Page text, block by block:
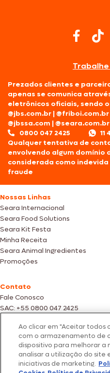
Prezados clientes e
apenas se comunica
eletrônicos oficiais, sendo
@jbs.com.br |@friboi.com.br
@jbssa.com |@seara.com.br
0800 047 2425
11
Qualquer tentativa de
envolvendo algum domínio
considerada como
fraude
Nossas Linhas
Seara Internacional
Seara Food Solutions
Seara Kit Festa
Minha Receita
Seara Animal Ingredientes
Promoções
Contato
Fale Conosco
SAC: +55 0800 047 2425
Fotos meramente ilustrativas |
estoques dos nossos parceiros |
de dados.
Os preços, promoções e condições
exclusivamente para compras
Ao clicar em "Aceitar todos
com o armazenamento de
dispositivo para melhorar a
analisar a utilização do site
iniciativas de marketing.